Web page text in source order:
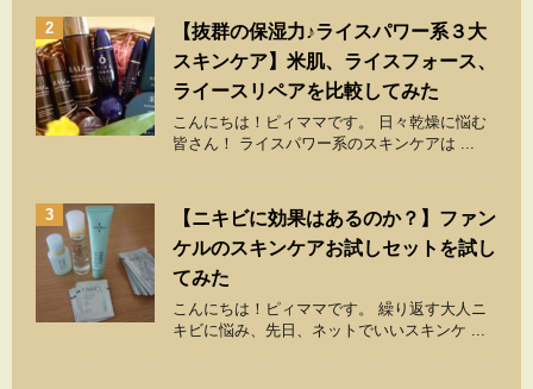
2
【抜群の保湿力♪ライスパワー系３大
スキンケア】米肌、ライスフォース、
ライースリペアを比較してみた
こんにちは！ピィママです。 日々乾燥に悩む
皆さん！ ライスパワー系のスキンケアは ...
3
【ニキビに効果はあるのか？】ファン
ケルのスキンケアお試しセットを試し
てみた
こんにちは！ピィママです。 繰り返す大人ニ
キビに悩み、先日、ネットでいいスキンケ ...